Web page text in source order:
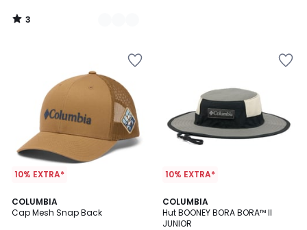
3
/
10% EXTRA*
COLUMBIA
Cap Mesh Snap Back
10% EXTRA*
COLUMBIA
Hut BOONEY BORA BORA™ II
JUNIOR